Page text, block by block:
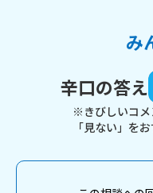
み
辛口の答え
※きびしいコメ
「見ない」を